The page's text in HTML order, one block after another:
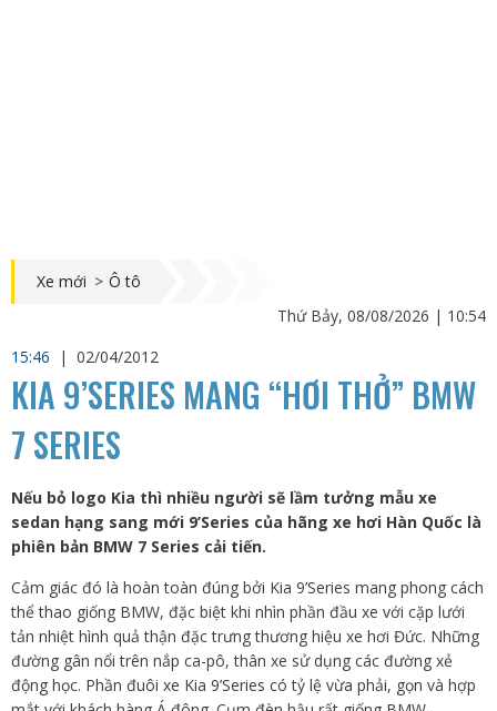
Xe mới > Ô tô
Thứ Bảy, 08/08/2026 | 10:54
15:46
| 02/04/2012
KIA 9’SERIES MANG “HƠI THỞ” BMW
7 SERIES
Nếu bỏ logo Kia thì nhiều người sẽ lầm tưởng mẫu xe
sedan hạng sang mới 9’Series của hãng xe hơi Hàn Quốc là
phiên bản BMW 7 Series cải tiến.
Cảm giác đó là hoàn toàn đúng bởi Kia 9’Series mang phong cách
thể thao giống BMW, đặc biệt khi nhìn phần đầu xe với cặp lưới
tản nhiệt hình quả thận đặc trưng thương hiệu xe hơi Đức. Những
đường gân nổi trên nắp ca-pô, thân xe sử dụng các đường xẻ
động học. Phần đuôi xe Kia 9’Series có tỷ lệ vừa phải, gọn và hợp